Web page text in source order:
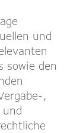
und
sowie den
,